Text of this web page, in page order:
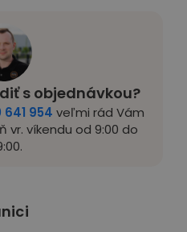
s objednávkou?
641 954 veľmi rád Vám
vr. víkendu od 9:00 do